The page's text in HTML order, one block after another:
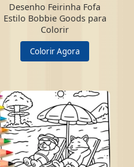
Desenho Feirinha Fofa
Estilo Bobbie Goods para
Colorir
Colorir Agora